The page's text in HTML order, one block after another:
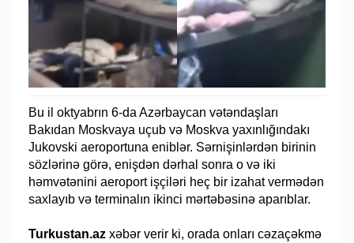
Bu il oktyabrın 6-da Azərbaycan vətəndaşları
Bakıdan Moskvaya uçub və Moskva yaxınlığındakı
Jukovski aeroportuna eniblər. Sərnişinlərdən birinin
sözlərinə görə, enişdən dərhal sonra o və iki
həmvətənini aeroport işçiləri heç bir izahat vermədən
saxlayıb və terminalın ikinci mərtəbəsinə aparıblar.
Turkustan.az xəbər verir ki, orada onları cəzaçəkmə